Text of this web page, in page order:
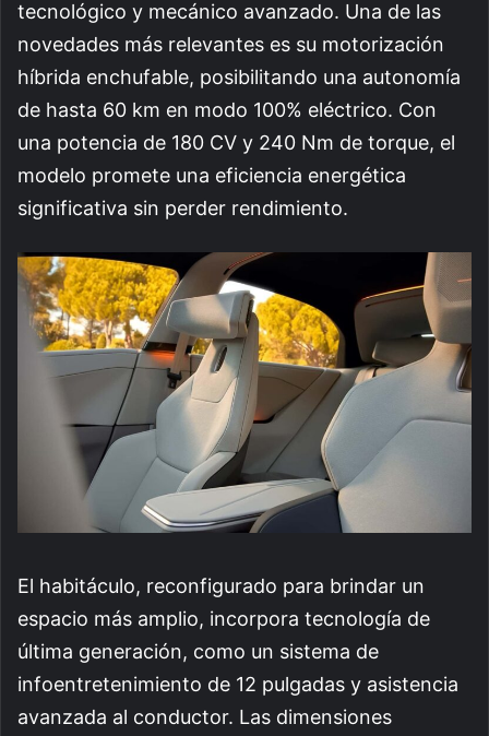
tecnológico y mecánico avanzado. Una de las
novedades más relevantes es su motorización
híbrida enchufable, posibilitando una autonomía
de hasta 60 km en modo 100% eléctrico. Con
una potencia de 180 CV y 240 Nm de torque, el
modelo promete una eficiencia energética
significativa sin perder rendimiento.
El habitáculo, reconfigurado para brindar un
espacio más amplio, incorpora tecnología de
última generación, como un sistema de
infoentretenimiento de 12 pulgadas y asistencia
avanzada al conductor. Las dimensiones